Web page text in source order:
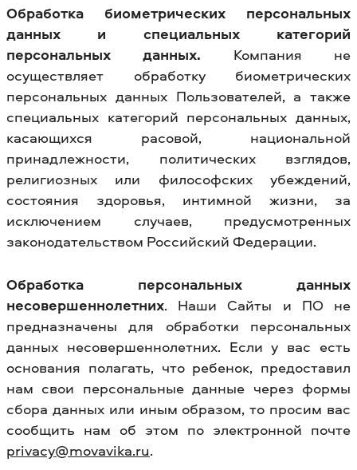
Обработка биометрических персональных
данных и специальных категорий
персональных данных. Компания не
осуществляет обработку биометрических
персональных данных Пользователей, а также
специальных категорий персональных данных,
касающихся расовой, национальной
принадлежности, политических взглядов,
религиозных или философских убеждений,
состояния здоровья, интимной жизни, за
исключением случаев, предусмотренных
законодательством Российский Федерации.
Обработка персональных данных
несовершеннолетних. Наши Сайты и ПО не
предназначены для обработки персональных
данных несовершеннолетних. Если у вас есть
основания полагать, что ребенок, предоставил
нам свои персональные данные через формы
сбора данных или иным образом, то просим вас
сообщить нам об этом по электронной почте
privacy@movavika.ru.